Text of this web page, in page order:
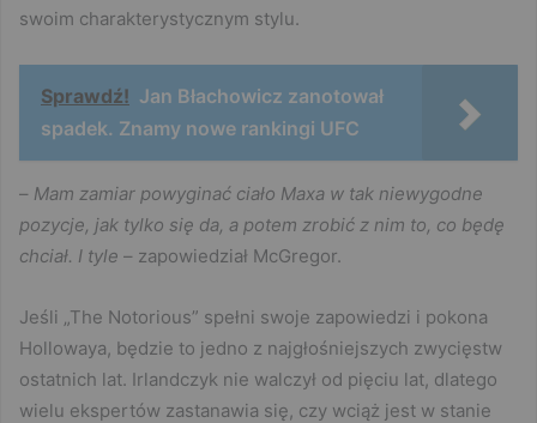
swoim charakterystycznym stylu.
Sprawdź! Jan Błachowicz zanotował
spadek. Znamy nowe rankingi UFC
– Mam zamiar powyginać ciało Maxa w tak niewygodne
pozycje, jak tylko się da, a potem zrobić z nim to, co będę
chciał. I tyle – zapowiedział McGregor.
Jeśli „The Notorious” spełni swoje zapowiedzi i pokona
Hollowaya, będzie to jedno z najgłośniejszych zwycięstw
ostatnich lat. Irlandczyk nie walczył od pięciu lat, dlatego
wielu ekspertów zastanawia się, czy wciąż jest w stanie